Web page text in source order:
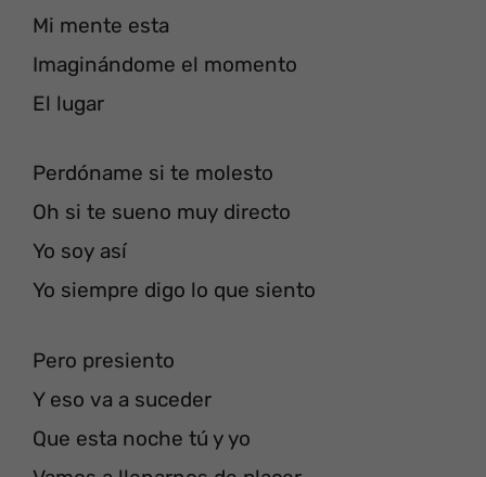
Mi mente esta
Imaginándome el momento
El lugar
Perdóname si te molesto
Oh si te sueno muy directo
Yo soy así
Yo siempre digo lo que siento
Pero presiento
Y eso va a suceder
Que esta noche tú y yo